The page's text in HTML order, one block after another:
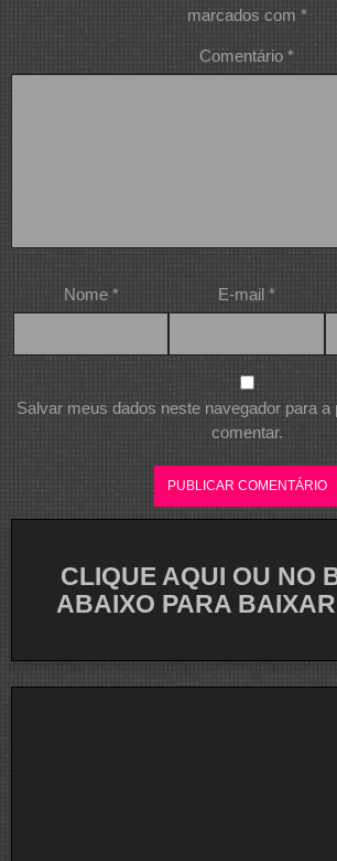
marcados com *
Comentário *
Nome * E-mail *
Salvar meus dados neste navegador para
comentar.
CLIQUE AQUI OU NO
ABAIXO PARA